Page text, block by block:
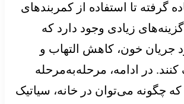
گرفته تا استفاده از کمربندهای
زیادی وجود دارد که
جریان خون، کاهش التهاب و
در ادامه، مرحله‌به‌مرحله
چگونه می‌توان در خانه، سیاتیک